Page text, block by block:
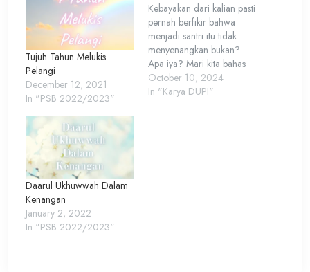
Tujuh Tahun Melukis
Pelangi
December 12, 2021
In "PSB 2022/2023"
Kebayakan dari kalian pasti
pernah berfikir bahwa
menjadi santri itu tidak
menyenangkan bukan?
Apa iya? Mari kita bahas
Ehmm , Katanya sih iya,
jadi seorang santri kita
October 10, 2024
In "Karya DUPI"
Daarul Ukhuwwah Dalam
Kenangan
January 2, 2022
In "PSB 2022/2023"